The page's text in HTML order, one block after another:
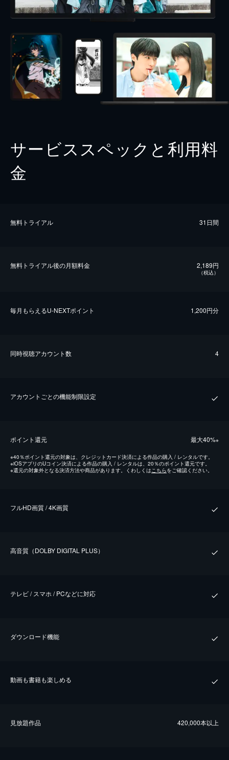
サービススペックと利用料
金
無料トライアル 31日間
無料トライアル後の⽉額料金 2,189円
（税込）
毎⽉もらえるU-NEXTポイント 1,200円分
同時視聴アカウント数 4
アカウントごとの機能制限設定
ポイント還元 最⼤40%※
※40％ポイント還元の対象は、クレジットカード決済による作品の購入 / レンタルです。
※iOSアプリのUコイン決済による作品の購入 / レンタルは、20％のポイント還元です。
※還元の対象外となる決済方法や商品があります。くわしくはこちらをご確認ください。
フルHD画質 / 4K画質
⾼⾳質（DOLBY DIGITAL PLUS）
テレビ / スマホ / PCなどに対応
ダウンロード機能
動画も書籍も楽しめる
⾒放題作品 420,000本以上